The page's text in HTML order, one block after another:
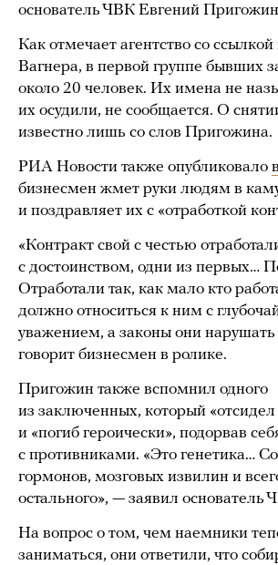
основатель ЧВК Евгений
Как отмечает агентство со
Вагнера, в первой группе бывших
около 20 человек. Их имена не
их осудили, не сообщается. О
известно лишь со слов Пригожина.
РИА Новости также опубликовало
бизнесмен жмет руки людям в
и поздравляет их с «отработкой
«Контракт свой с честью
с достоинством, одни из первых…
Отработали так, как мало кто
должно относиться к ним с
уважением, а законы они
говорит бизнесмен в ролике.
Пригожин также вспомнил одного
из заключенных, который «отсидел
и «погиб героически», подорвав
с противниками. «Это генетика…
гормонов, мозговых извилин и
остального», — заявил основатель
На вопрос о том, чем наемники
заниматься, они ответили, что